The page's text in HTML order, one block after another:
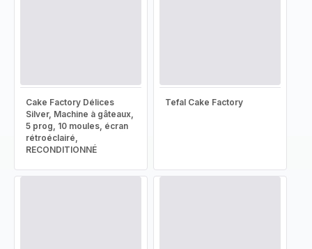
Cake Factory Délices
Silver, Machine à gâteaux,
5 prog, 10 moules, écran
rétroéclairé,
RECONDITIONNÉ
Tefal Cake Factory